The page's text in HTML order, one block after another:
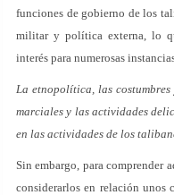
funciones de gobierno de los
militar y política externa, lo
interés para numerosas
La etnopolítica, las
marciales y las actividades
en las actividades de los
Sin embargo, para comprender
considerarlos en relación unos